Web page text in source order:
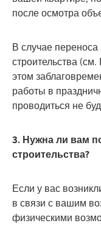
после осмотра
В случае
строительства
этом
работы в
проводиться не
3. Нужна ли вам
строительства?
Если у вас
в связи с вашим
физическими